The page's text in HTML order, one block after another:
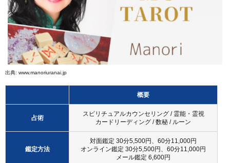
出典: www.manoriuranai.jp
概要
占術
スピリチュアルカウンセリング / 霊能・霊視
カードリーディング / 数秘 / ルーン
鑑定方法
対面鑑定 30分5,500円、60分11,000円
オンライン鑑定 30分5,500円、60分11,000円
メール鑑定 6,600円